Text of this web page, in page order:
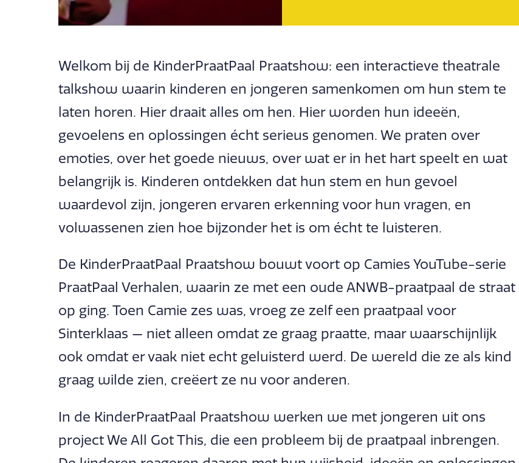
Welkom bij de KinderPraatPaal Praatshow: een interactieve theatrale
talkshow waarin kinderen en jongeren samenkomen om hun stem te
laten horen. Hier draait alles om hen. Hier worden hun ideeën,
gevoelens en oplossingen écht serieus genomen. We praten over
emoties, over het goede nieuws, over wat er in het hart speelt en wat
belangrijk is. Kinderen ontdekken dat hun stem en hun gevoel
waardevol zijn, jongeren ervaren erkenning voor hun vragen, en
volwassenen zien hoe bijzonder het is om écht te luisteren.
De KinderPraatPaal Praatshow bouwt voort op Camies YouTube-serie
PraatPaal Verhalen, waarin ze met een oude ANWB-praatpaal de straat
op ging. Toen Camie zes was, vroeg ze zelf een praatpaal voor
Sinterklaas — niet alleen omdat ze graag praatte, maar waarschijnlijk
ook omdat er vaak niet echt geluisterd werd. De wereld die ze als kind
graag wilde zien, creëert ze nu voor anderen.
In de KinderPraatPaal Praatshow werken we met jongeren uit ons
project We All Got This, die een probleem bij de praatpaal inbrengen.